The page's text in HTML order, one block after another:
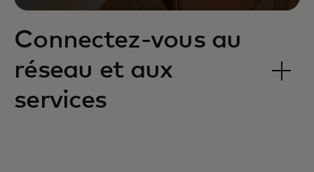
Connectez-vous au
réseau et aux
services